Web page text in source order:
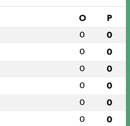
O P
0 0
0 0
0 0
0 0
0 0
0 0